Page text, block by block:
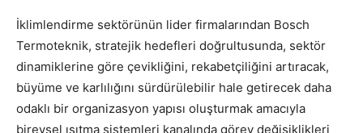
İklimlendirme sektörünün lider firmalarından Bosch
Termoteknik, stratejik hedefleri doğrultusunda, sektör
dinamiklerine göre çevikliğini, rekabetçiliğini artıracak,
büyüme ve karlılığını sürdürülebilir hale getirecek daha
odaklı bir organizasyon yapısı oluşturmak amacıyla
bireysel ısıtma sistemleri kanalında görev değişiklikleri